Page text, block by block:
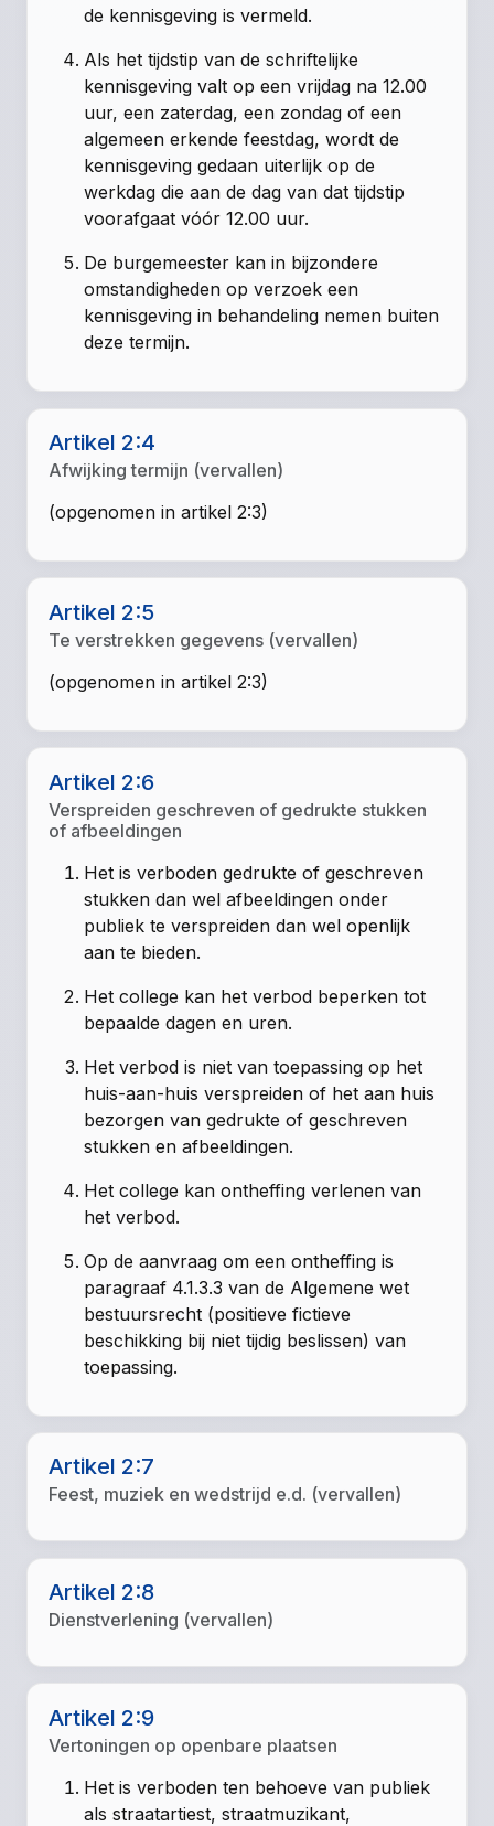
de kennisgeving is vermeld.
Als het tijdstip van de schriftelijke
kennisgeving valt op een vrijdag na 12.00
uur, een zaterdag, een zondag of een
algemeen erkende feestdag, wordt de
kennisgeving gedaan uiterlijk op de
werkdag die aan de dag van dat tijdstip
voorafgaat vóór 12.00 uur.
De burgemeester kan in bijzondere
omstandigheden op verzoek een
kennisgeving in behandeling nemen buiten
deze termijn.
Artikel 2:4
Afwijking termijn (vervallen)
(opgenomen in artikel 2:3)
Artikel 2:5
Te verstrekken gegevens (vervallen)
(opgenomen in artikel 2:3)
Artikel 2:6
Verspreiden geschreven of gedrukte stukken
of afbeeldingen
Het is verboden gedrukte of geschreven
stukken dan wel afbeeldingen onder
publiek te verspreiden dan wel openlijk
aan te bieden.
Het college kan het verbod beperken tot
bepaalde dagen en uren.
Het verbod is niet van toepassing op het
huis-aan-huis verspreiden of het aan huis
bezorgen van gedrukte of geschreven
stukken en afbeeldingen.
Het college kan ontheffing verlenen van
het verbod.
Op de aanvraag om een ontheffing is
paragraaf 4.1.3.3 van de Algemene wet
bestuursrecht (positieve fictieve
beschikking bij niet tijdig beslissen) van
toepassing.
Artikel 2:7
Feest, muziek en wedstrijd e.d. (vervallen)
Artikel 2:8
Dienstverlening (vervallen)
Artikel 2:9
Vertoningen op openbare plaatsen
Het is verboden ten behoeve van publiek
als straatartiest, straatmuzikant,